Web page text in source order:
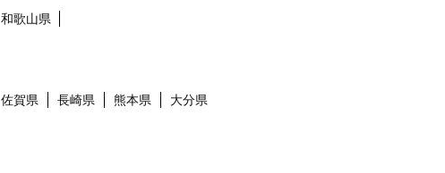
和歌山県
佐賀県 長崎県 熊本県
大分県